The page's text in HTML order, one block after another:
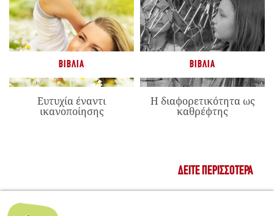
ΒΙΒΛΊΑ
Ευτυχία έναντι
ικανοποίησης
ΒΙΒΛΊΑ
Η διαφορετικότητα ως
καθρέφτης
ΔΕΊΤΕ ΠΕΡΙΣΣΌΤΕΡΑ